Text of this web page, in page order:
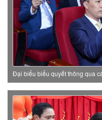
Đại biểu biểu quyết thông qua